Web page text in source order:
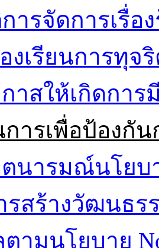
รจัดการเรื่อ
งเรียนการทุจ
าสให้เกิดกา
ารเพื่อป้องกั
ตนารมณ์นโยบ
สร้างวัฒนธร
ามนโยบาย